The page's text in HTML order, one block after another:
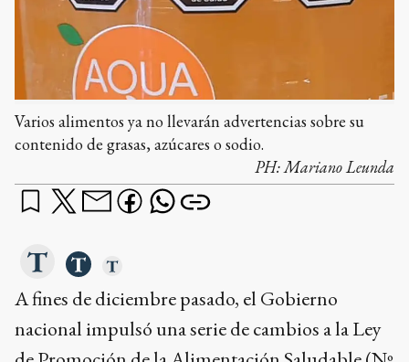
Varios alimentos ya no llevarán advertencias sobre su
contenido de grasas, azúcares o sodio.
PH:Mariano Leunda
A fines de diciembre pasado, el Gobierno
nacional impulsó una serie de cambios a la Ley